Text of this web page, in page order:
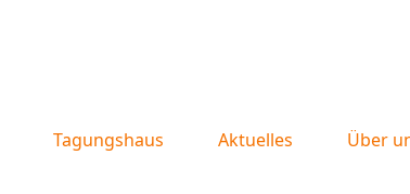
Tagungshaus Aktuelles Über